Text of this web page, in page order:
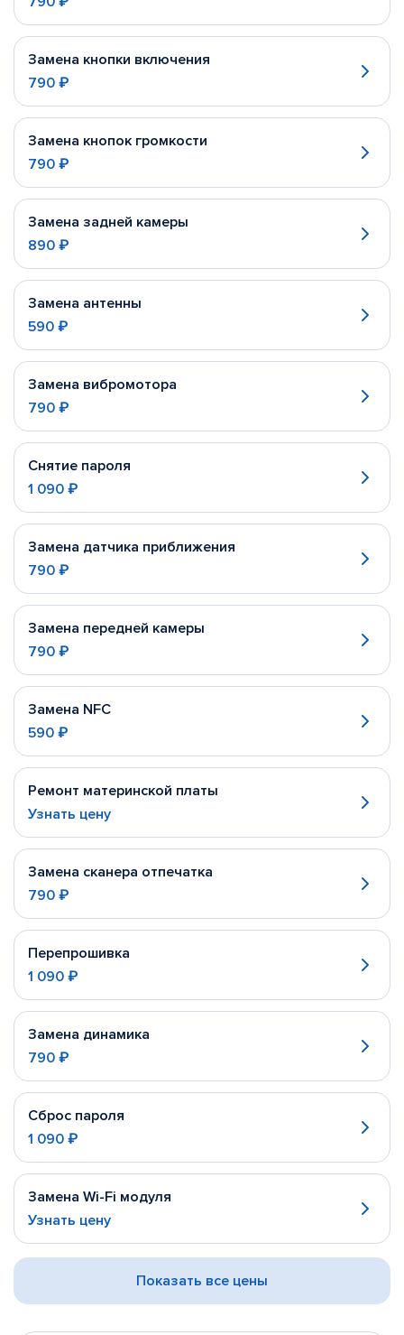
Замена кнопки включения
790 ₽
Замена кнопок громкости
790 ₽
Замена задней камеры
890 ₽
Замена антенны
590 ₽
Замена вибромотора
790 ₽
Снятие пароля
1 090 ₽
Замена датчика приближения
790 ₽
Замена передней камеры
790 ₽
Замена NFC
590 ₽
Ремонт материнской платы
Узнать цену
Замена сканера отпечатка
790 ₽
Перепрошивка
1 090 ₽
Замена динамика
790 ₽
Сброс пароля
1 090 ₽
Замена Wi-Fi модуля
Узнать цену
Показать все цены